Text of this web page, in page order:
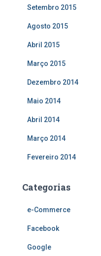
Setembro 2015
Agosto 2015
Abril 2015
Março 2015
Dezembro 2014
Maio 2014
Abril 2014
Março 2014
Fevereiro 2014
Categorias
e-Commerce
Facebook
Google